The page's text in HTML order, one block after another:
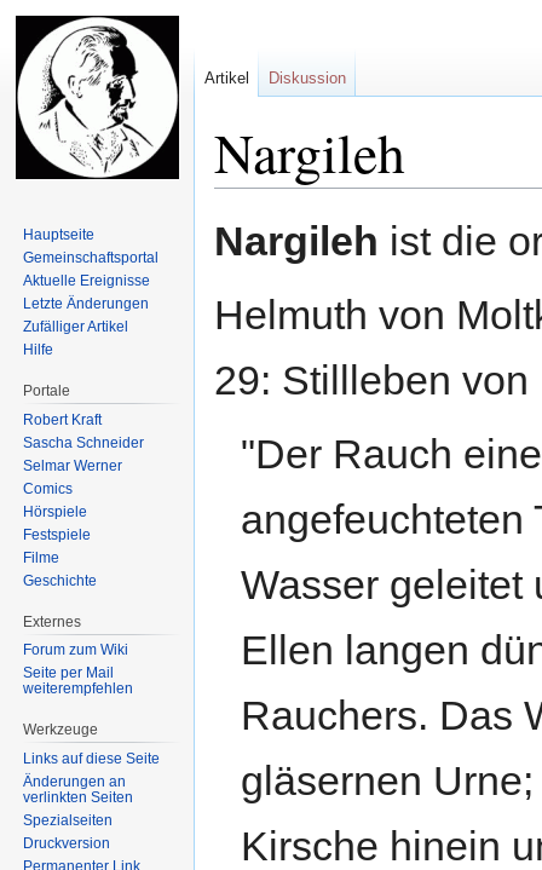
Nargileh
Navigation
Suche
Nargileh ist die
Helmuth von
29: Stillleben von
"Der Rauch
angefeuchteten
Wasser geleitet
Ellen langen
Rauchers. Das
gläsernen
Kirsche hinein
Artikel Diskussion
Hauptseite
Gemeinschafts­portal
Aktuelle Ereignisse
Letzte Änderungen
Zufälliger Artikel
Hilfe
Portale
Robert Kraft
Sascha Schneider
Selmar Werner
Comics
Hörspiele
Festspiele
Filme
Geschichte
Externes
Forum zum Wiki
Seite per Mail
weiterempfehlen
Werkzeuge
Links auf diese Seite
Änderungen an
verlinkten Seiten
Spezialseiten
Druckversion
Permanenter Link